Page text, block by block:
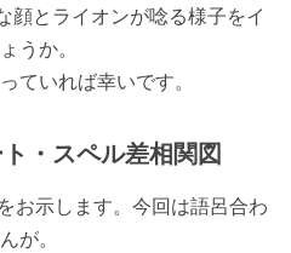
とライオンが唸る様子をイ
うか。
ていれば幸いです。
・スペル差相関図
示します。今回は語呂合わ
が。